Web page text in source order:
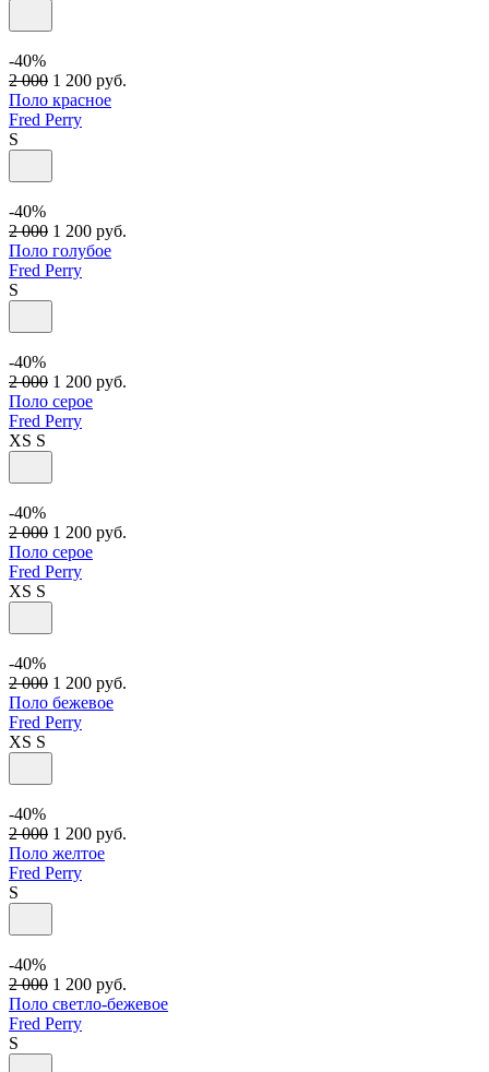
-40%
2 000 1 200 руб.
Поло красное
Fred Perry
S
-40%
2 000 1 200 руб.
Поло голубое
Fred Perry
S
-40%
2 000 1 200 руб.
Поло серое
Fred Perry
XS S
-40%
2 000 1 200 руб.
Поло серое
Fred Perry
XS S
-40%
2 000 1 200 руб.
Поло бежевое
Fred Perry
XS S
-40%
2 000 1 200 руб.
Поло желтое
Fred Perry
S
-40%
2 000 1 200 руб.
Поло светло-бежевое
Fred Perry
S